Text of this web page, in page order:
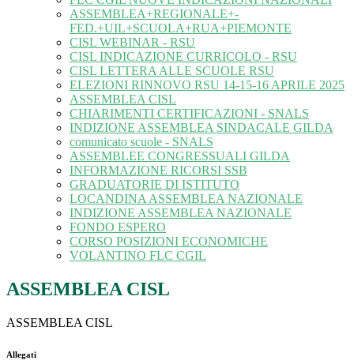
ASSEMBLEA+REGIONALE+-
FED.+UIL+SCUOLA+RUA+PIEMONTE
CISL WEBINAR - RSU
CISL INDICAZIONE CURRICOLO - RSU
CISL LETTERA ALLE SCUOLE RSU
ELEZIONI RINNOVO RSU 14-15-16 APRILE 2025
ASSEMBLEA CISL
CHIARIMENTI CERTIFICAZIONI - SNALS
INDIZIONE ASSEMBLEA SINDACALE GILDA
comunicato scuole - SNALS
ASSEMBLEE CONGRESSUALI GILDA
INFORMAZIONE RICORSI SSB
GRADUATORIE DI ISTITUTO
LOCANDINA ASSEMBLEA NAZIONALE
INDIZIONE ASSEMBLEA NAZIONALE
FONDO ESPERO
CORSO POSIZIONI ECONOMICHE
VOLANTINO FLC CGIL
ASSEMBLEA CISL
ASSEMBLEA CISL
Allegati